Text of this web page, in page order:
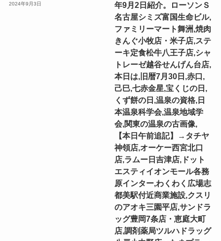
2024年9月3日
年9月2日紹介。ローソンＳ
名古屋シミズ富国生命ビル,
ファミリーマート舞洲,焼肉
きんぐ小牧店・米子店,ステ
ーキ定食松牛八王子店,シャ
トレーゼ越谷せんげん台店,
本日は,旧暦7月30日,赤口,
己巳,七赤金星,宝くじの日,
くず餅の日,温泉の資格,日
本温泉科学会,温泉地域学
会,関東の温泉の古画像,
【本日午前追記】→タチヤ
神領店,オーケー西宮北口
店,ラムー日吉津店,ドット
エスティイオンモール各務
原インター,わくわく広場志
都美駅付近商業施設,クスリ
のアオキ三園平店,サンドラ
ッグ豊岡7条店・恵庭大町
店,調剤薬局ツルハドラッグ